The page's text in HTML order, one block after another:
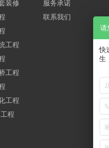
装修
工程
工程
工程
程
服务承诺
联系我们
请
快
生